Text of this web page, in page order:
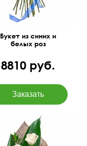
Букет из синих и
белых роз
8810 руб.